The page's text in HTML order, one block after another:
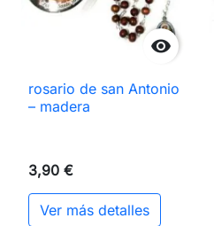

rosario de san Antonio
– madera
3,90 €
Ver más detalles